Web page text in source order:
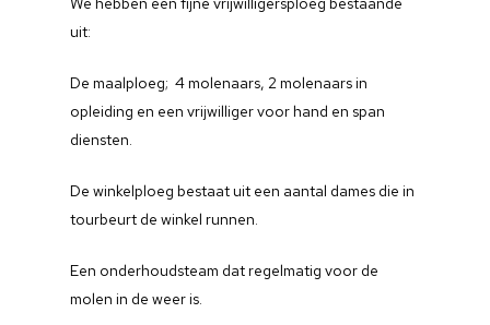
uit:
De maalploeg; 4 molenaars, 2 molenaars in
opleiding en een vrijwilliger voor hand en span
diensten.
De winkelploeg bestaat uit een aantal dames die in
tourbeurt de winkel runnen.
Een onderhoudsteam dat regelmatig voor de
molen in de weer is.